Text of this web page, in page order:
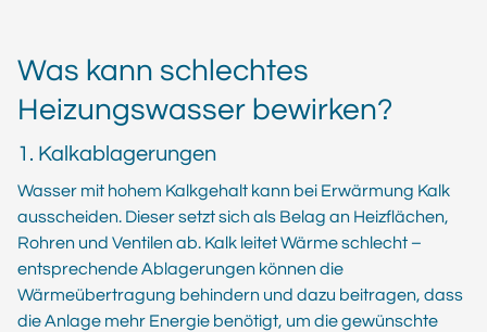
Was kann schlechtes
Heizungswasser bewirken?
1. Kalkablagerungen
Wasser mit hohem Kalkgehalt kann bei Erwärmung Kalk
ausscheiden. Dieser setzt sich als Belag an Heizflächen,
Rohren und Ventilen ab. Kalk leitet Wärme schlecht –
entsprechende Ablagerungen können die
Wärmeübertragung behindern und dazu beitragen, dass
die Anlage mehr Energie benötigt, um die gewünschte